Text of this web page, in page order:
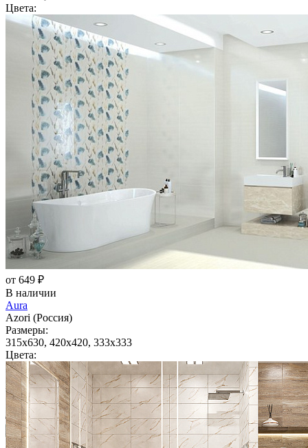
Цвета:
от 649 ₽
В наличии
Aura
Azori (Россия)
Размеры:
315x630, 420x420, 333x333
Цвета: